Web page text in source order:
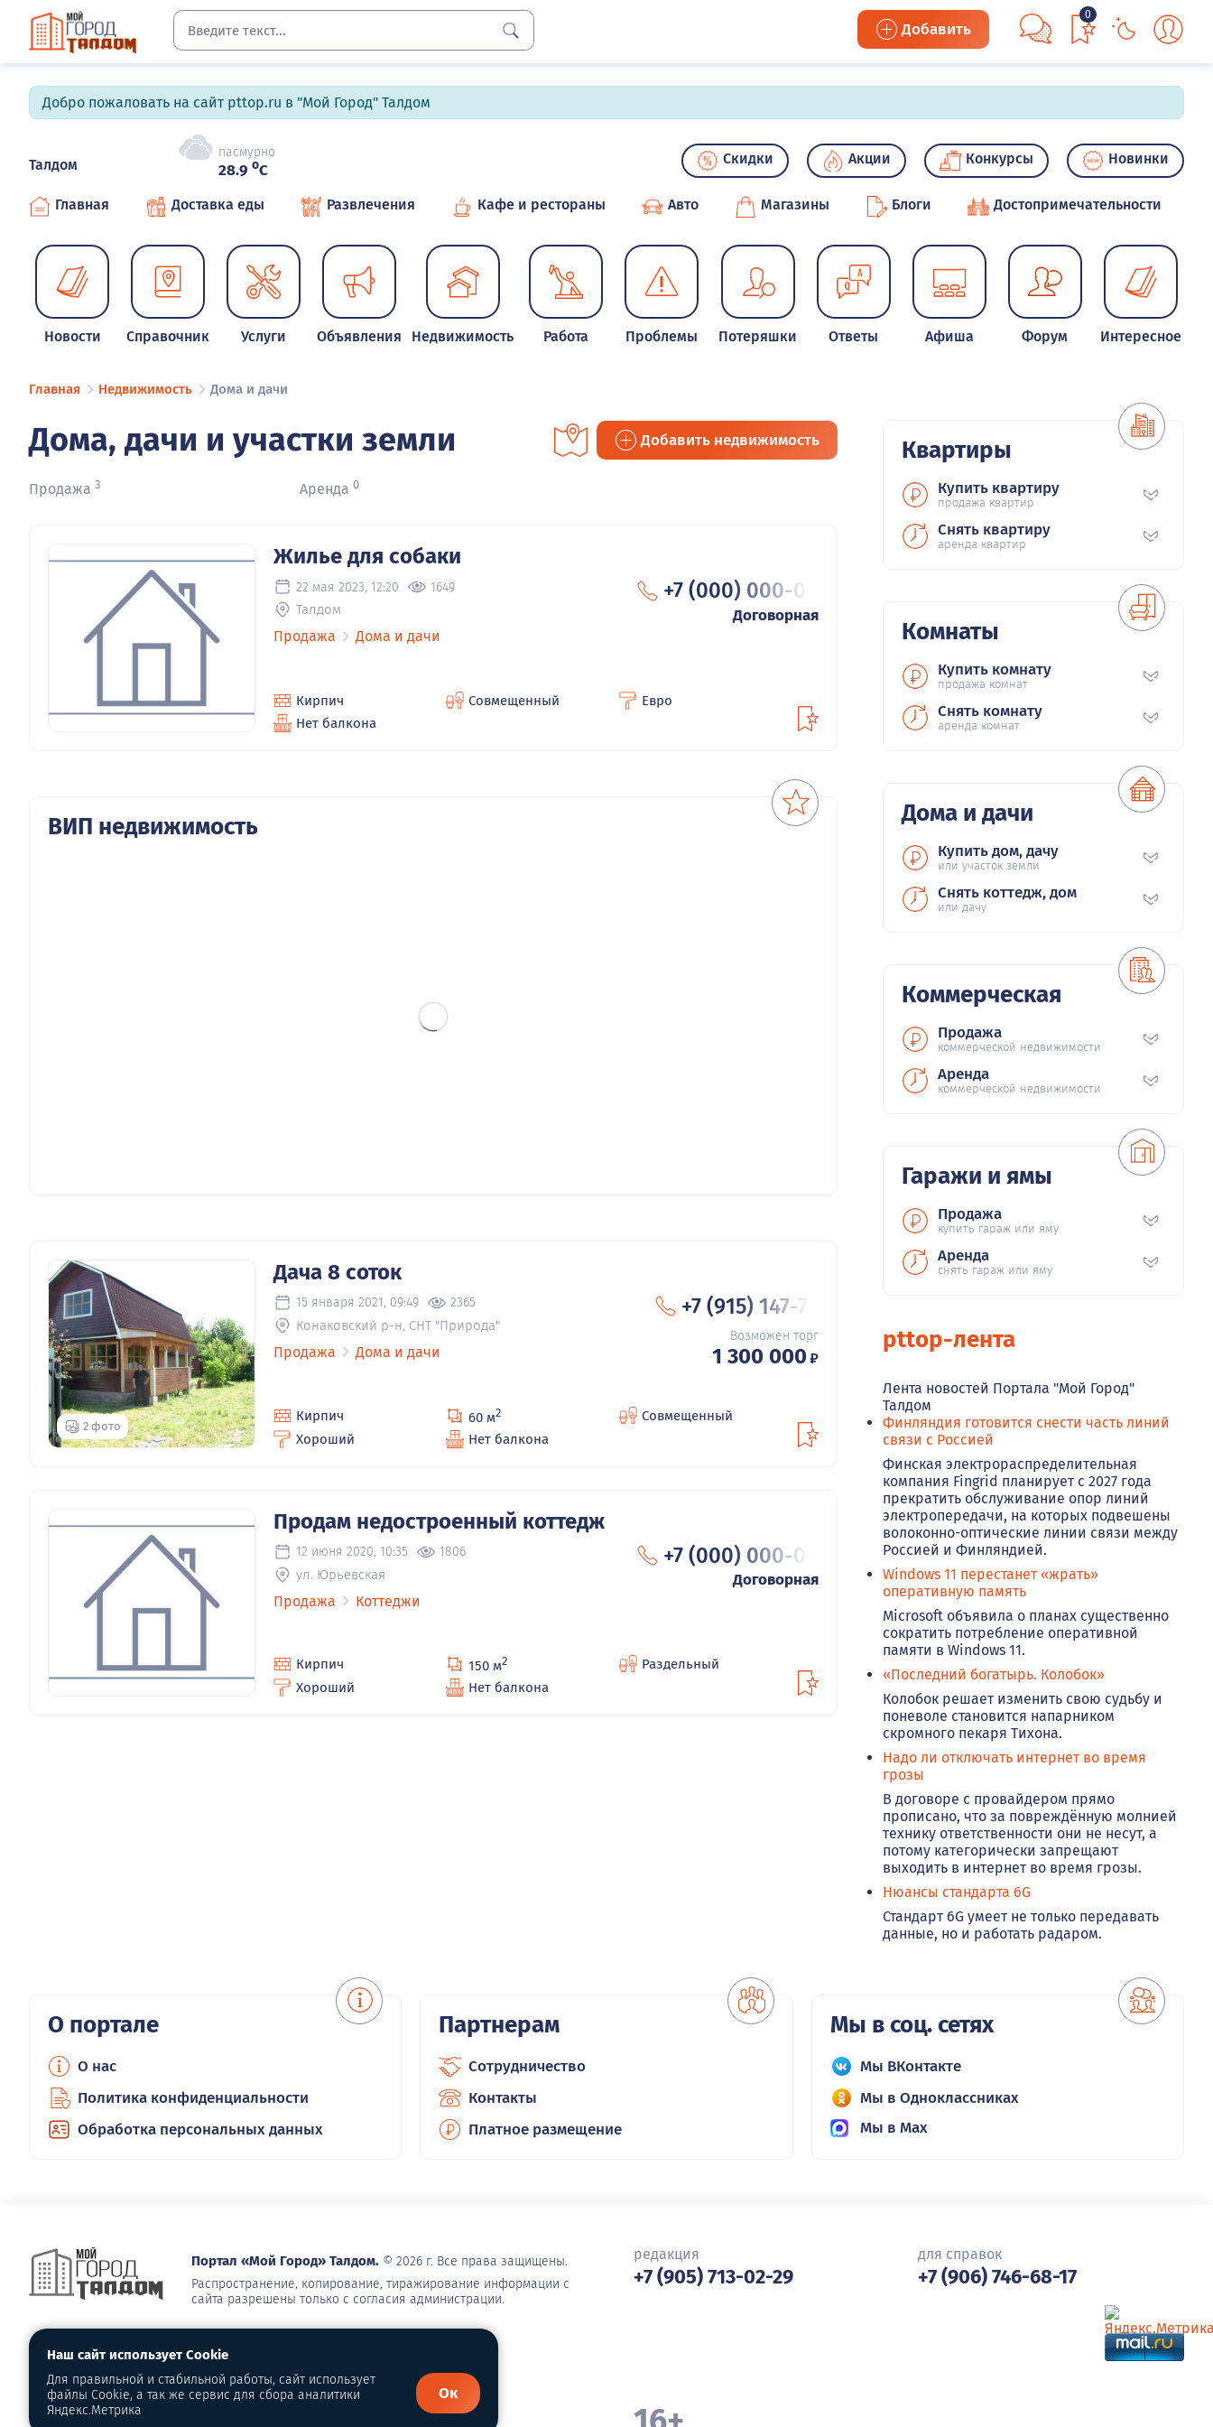
Добавить
0
Добро пожаловать на сайт pttop.ru в "Мой Город" Талдом
Талдом
пасмурно
28.9 oC
Скидки Акции Конкурсы Новинки
Главная Доставка еды Развлечения Кафе и рестораны Авто Магазины Блоги Достопримечательности
Новости Справочник Услуги Объявления Недвижимость Работа Проблемы Потеряшки Ответы Афиша Форум Интересное
Главная Недвижимость Дома и дачи
Дома, дачи и участки земли Добавить недвижимость
Продажа 3 Аренда 0
Жилье для собаки
22 мая 2023, 12:20 1649
Талдом
Продажа Дома и дачи
+7 (000) 000-00
Договорная
Кирпич Совмещенный
Евро
Нет балкона
ВИП недвижимость
2 фото
Дача 8 соток
15 января 2021, 09:49 2365
Конаковский р-н, СНТ "Природа"
Продажа Дома и дачи
+7 (915) 147-72
Возможен торг
1 300 000₽
Кирпич 60 м2
Совмещенный
Хороший
Нет балкона
Продам недостроенный коттедж
12 июня 2020, 10:35 1806
ул. Юрьевская
Продажа Коттеджи
+7 (000) 000-00
Договорная
Кирпич 150 м2
Раздельный
Хороший
Нет балкона
Квартиры
Купить квартиру
продажа квартир
Снять квартиру
аренда квартир
Комнаты
Купить комнату
продажа комнат
Снять комнату
аренда комнат
Дома и дачи
Купить дом, дачу
или участок земли
Снять коттедж, дом
или дачу
Коммерческая
Продажа
коммерческой недвижимости
Аренда
коммерческой недвижимости
Гаражи и ямы
Продажа
купить гараж или яму
Аренда
снять гараж или яму
pttop-лента
Лента новостей Портала "Мой Город"
Талдом
Финляндия готовится снести часть линий
связи с Россией
Финская электрораспределительная
компания Fingrid планирует с 2027 года
прекратить обслуживание опор линий
электропередачи, на которых подвешены
волоконно-оптические линии связи между
Россией и Финляндией.
Windows 11 перестанет «жрать»
оперативную память
Microsoft объявила о планах существенно
сократить потребление оперативной
памяти в Windows 11.
«Последний богатырь. Колобок»
Колобок решает изменить свою судьбу и
поневоле становится напарником
скромного пекаря Тихона.
Надо ли отключать интернет во время
грозы
В договоре с провайдером прямо
прописано, что за повреждённую молнией
технику ответственности они не несут, а
потому категорически запрещают
выходить в интернет во время грозы.
Нюансы стандарта 6G
Стандарт 6G умеет не только передавать
данные, но и работать радаром.
О портале
О нас
Политика конфиденциальности
Обработка персональных данных
Партнерам
Сотрудничество
Контакты
Платное размещение
Мы в соц. сетях
Мы ВКонтакте
Мы в Одноклассниках
Мы в Max
Портал «Мой Город» Талдом. © 2026 г. Все права защищены.
Распространение, копирование, тиражирование информации с
сайта разрешены только с согласия администрации.
редакция
+7 (905) 713-02-29
для справок
+7 (906) 746-68-17
Наш сайт использует Cookie
Для правильной и стабильной работы, сайт использует
файлы Cookie, а так же сервис для сбора аналитики
Яндекс.Метрика
Ок